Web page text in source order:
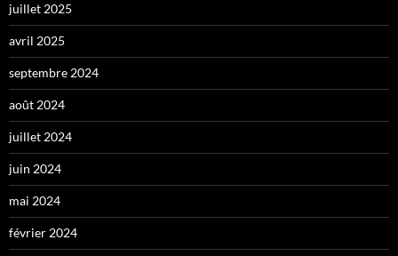
juillet 2025
avril 2025
septembre 2024
août 2024
juillet 2024
juin 2024
mai 2024
février 2024